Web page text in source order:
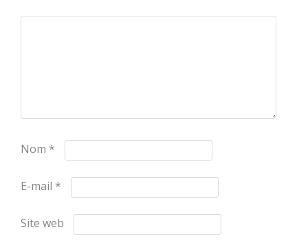
Nom *
E-mail *
Site web